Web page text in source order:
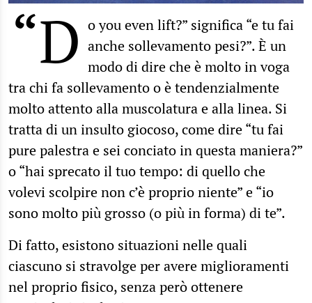
“D o you even lift?” significa “e tu fai
anche sollevamento pesi?”. È un
modo di dire che è molto in voga
tra chi fa sollevamento o è tendenzialmente
molto attento alla muscolatura e alla linea. Si
tratta di un insulto giocoso, come dire “tu fai
pure palestra e sei conciato in questa maniera?”
o “hai sprecato il tuo tempo: di quello che
volevi scolpire non c’è proprio niente” e “io
sono molto più grosso (o più in forma) di te”.
Di fatto, esistono situazioni nelle quali
ciascuno si stravolge per avere miglioramenti
nel proprio fisico, senza però ottenere